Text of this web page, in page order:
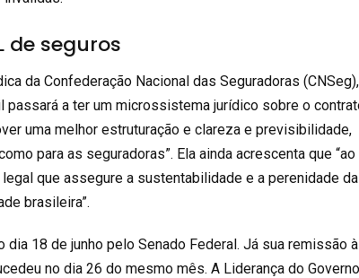
de seguros
da Confederação Nacional das Seguradoras (CNSeg),
passará a ter um microssistema jurídico sobre o
uma melhor estruturação e clareza e previsibilidade,
para as seguradoras”. Ela ainda acrescenta que “ao
que assegure a sustentabilidade e a perenidade
brasileira”.
dia 18 de junho pelo Senado Federal. Já sua remissão à
no dia 26 do mesmo mês. A Liderança do Governo